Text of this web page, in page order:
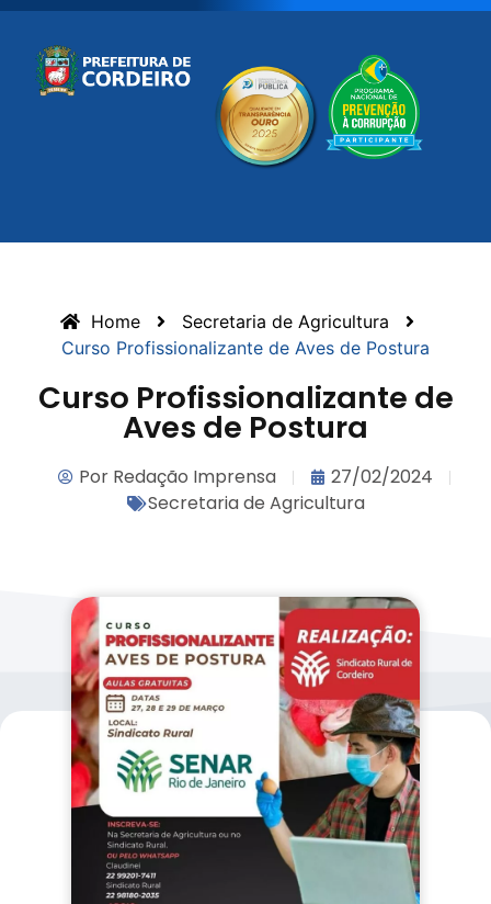
Home
Secretaria de Agricultura
Curso Profissionalizante de Aves de Postura
Curso Profissionalizante de
Aves de Postura
PorRedação Imprensa
27/02/2024
Secretaria de Agricultura